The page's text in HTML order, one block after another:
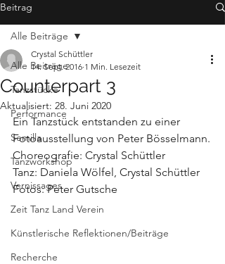
Beitrag
Alle Beiträge
Tanzstücke
Performance
Semilla
Tanzworkshop
Vernissages
Zeit Tanz Land Verein
Künstlerische Reflektionen/Beiträge
Recherche
Alle Beiträge
Counterpart 3
Crystal Schüttler
14. Sept. 2016 1 Min. Lesezeit
Aktualisiert: 28. Juni 2020
Ein Tanzstück entstanden zu einer
Fotoausstellung von Peter Bösselmann.
Choreografie: Crystal Schüttler
Tanz: Daniela Wölfel, Crystal Schüttler
Fotos: Peter Gutsche